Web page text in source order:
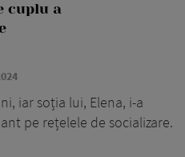
cuplu a
iar soția lui, Elena, i-a
pe rețelele de socializare.